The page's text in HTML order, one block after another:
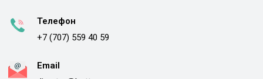
Телефон
+7 (707) 559 40 59
Email